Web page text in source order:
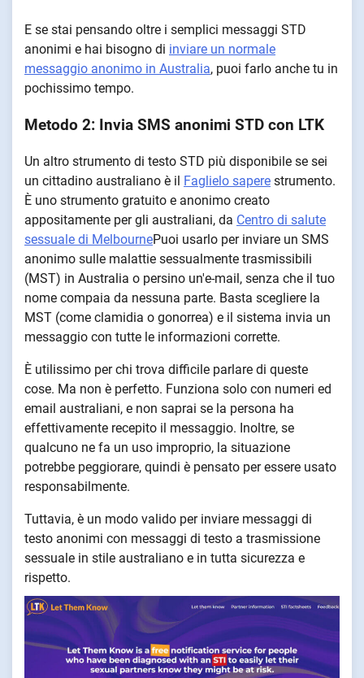
E se stai pensando oltre i semplici messaggi STD
anonimi e hai bisogno di inviare un normale
messaggio anonimo in Australia, puoi farlo anche tu in
pochissimo tempo.
Metodo 2: Invia SMS anonimi STD con LTK
Un altro strumento di testo STD più disponibile se sei
un cittadino australiano è il Faglielo sapere strumento.
È uno strumento gratuito e anonimo creato
appositamente per gli australiani, da Centro di salute
sessuale di MelbournePuoi usarlo per inviare un SMS
anonimo sulle malattie sessualmente trasmissibili
(MST) in Australia o persino un'e-mail, senza che il tuo
nome compaia da nessuna parte. Basta scegliere la
MST (come clamidia o gonorrea) e il sistema invia un
messaggio con tutte le informazioni corrette.
È utilissimo per chi trova difficile parlare di queste
cose. Ma non è perfetto. Funziona solo con numeri ed
email australiani, e non saprai se la persona ha
effettivamente recepito il messaggio. Inoltre, se
qualcuno ne fa un uso improprio, la situazione
potrebbe peggiorare, quindi è pensato per essere usato
responsabilmente.
Tuttavia, è un modo valido per inviare messaggi di
testo anonimi con messaggi di testo a trasmissione
sessuale in stile australiano e in tutta sicurezza e
rispetto.